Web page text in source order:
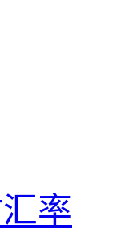
率